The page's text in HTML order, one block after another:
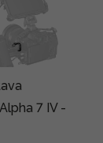
7 IV -